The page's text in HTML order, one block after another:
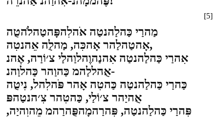
[5]
מַהרַי כַּהלַהנטַה אֹהלִהפָּהטַהלֹהטֻה
אָהטַהלַהר אָהכִּה, מַהלֻה אֵהנטִה,
אִהרַי כַּהלַהנטַה אִהנַהוֶהלוַהלַי צ׳וֹרַה, אֶהנ
אֻהללַהמ כַּהוַהר כַּהלוַהנ-
כַּהרַי כַּהלַהנטַה כַּהטִה אָהר פֹּהלִהל, נִיטֻה
אֻהיַהר צ׳וֹלַי, כַּהטִהר צִ׳הנטַהפּ
פִּהרַי כַּהלַהנטַה, פִּהרַהמָהפֻּהרַהמ מֵהוִהיַה,